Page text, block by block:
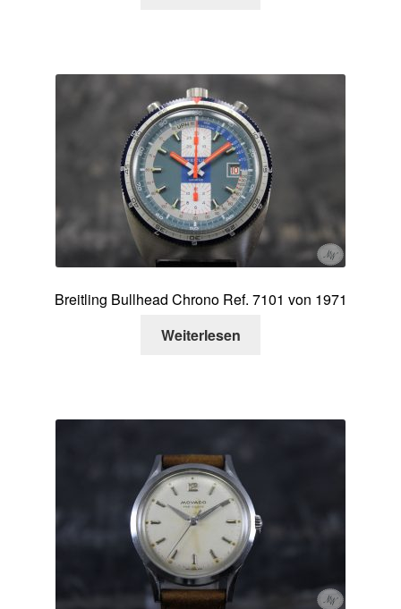
Breitling Bullhead Chrono Ref. 7101 von 1971
Weiterlesen